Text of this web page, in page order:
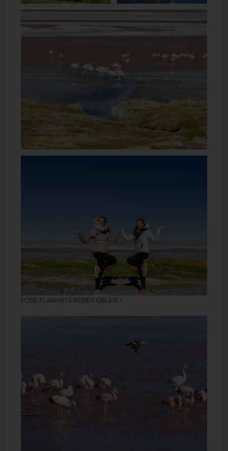
POSE FLAMANTS ROSES OBLIGE !